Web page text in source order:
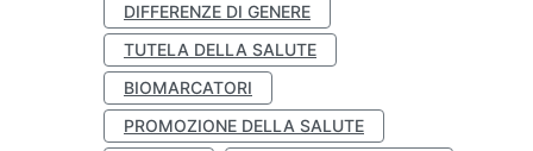
DIFFERENZE DI GENERE
TUTELA DELLA SALUTE
BIOMARCATORI
PROMOZIONE DELLA SALUTE